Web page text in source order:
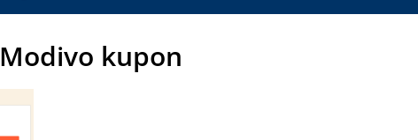
Modivo kupon